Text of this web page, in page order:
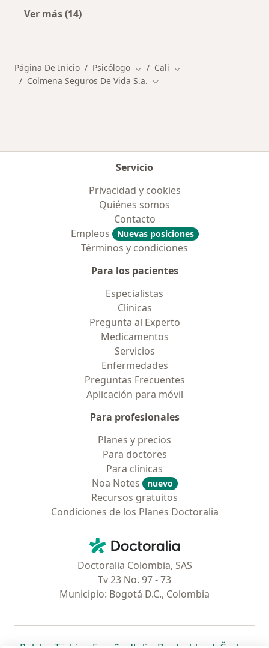
Ver más (14)
Página De Inicio Psicólogo Cambiar de ciudad
Cali Cambiar de ciudad
Colmena Seguros De Vida S.a. Cambiar de ciudad
Servicio
Privacidad y cookies
Quiénes somos
Contacto
Empleos
Nuevas posiciones
Términos y condiciones
Para los pacientes
Especialistas
Clínicas
Pregunta al Experto
Medicamentos
Servicios
Enfermedades
Preguntas Frecuentes
Aplicación para móvil
Para profesionales
Planes y precios
Para doctores
Para clinicas
Noa Notes
nuevo
Recursos gratuitos
Condiciones de los Planes Doctoralia
Doctoralia - Página de inicio
Doctoralia Colombia, SAS
Tv 23 No. 97 - 73
Municipio: Bogotá D.C., Colombia